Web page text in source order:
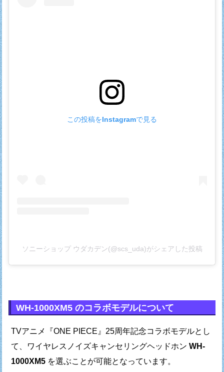
この投稿をInstagramで見る
ソニーショップ ウダカデン(@scs_uda)がシェアした投稿
WH-1000XM5 のコラボモデルについて
TVアニメ『ONE PIECE』25周年記念コラボモデルとし
て、
ワイヤレスノイズキャンセリングヘッドホン WH-
1000XM5を選ぶことが可能となっています。